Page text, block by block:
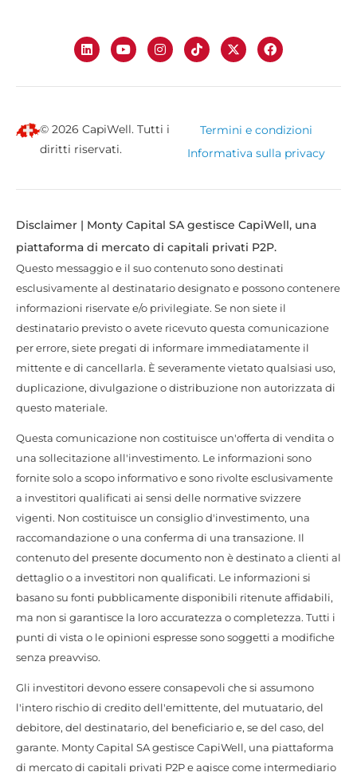
© 2026 CapiWell. Tutti i
diritti riservati.
Termini e condizioni
Informativa sulla privacy
Disclaimer | Monty Capital SA gestisce CapiWell, una
piattaforma di mercato di capitali privati P2P.
Questo messaggio e il suo contenuto sono destinati
esclusivamente al destinatario designato e possono contenere
informazioni riservate e/o privilegiate. Se non siete il
destinatario previsto o avete ricevuto questa comunicazione
per errore, siete pregati di informare immediatamente il
mittente e di cancellarla. È severamente vietato qualsiasi uso,
duplicazione, divulgazione o distribuzione non autorizzata di
questo materiale.
Questa comunicazione non costituisce un'offerta di vendita o
una sollecitazione all'investimento. Le informazioni sono
fornite solo a scopo informativo e sono rivolte esclusivamente
a investitori qualificati ai sensi delle normative svizzere
vigenti. Non costituisce un consiglio d'investimento, una
raccomandazione o una conferma di una transazione. Il
contenuto del presente documento non è destinato a clienti al
dettaglio o a investitori non qualificati. Le informazioni si
basano su fonti pubblicamente disponibili ritenute affidabili,
ma non si garantisce la loro accuratezza o completezza. Tutti i
punti di vista o le opinioni espresse sono soggetti a modifiche
senza preavviso.
Gli investitori devono essere consapevoli che si assumono
l'intero rischio di credito dell'emittente, del mutuatario, del
debitore, del destinatario, del beneficiario e, se del caso, del
garante. Monty Capital SA gestisce CapiWell, una piattaforma
di mercato di capitali privati P2P e agisce come intermediario